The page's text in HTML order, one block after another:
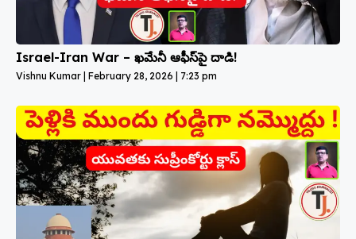
Israel-Iran War – ఖమేనీ ఆఫీస్‌పై దాడి!
Vishnu Kumar February 28, 2026 7:23 pm